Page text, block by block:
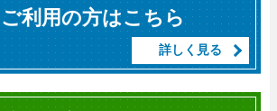
ご利用の方はこちら
詳しく見る